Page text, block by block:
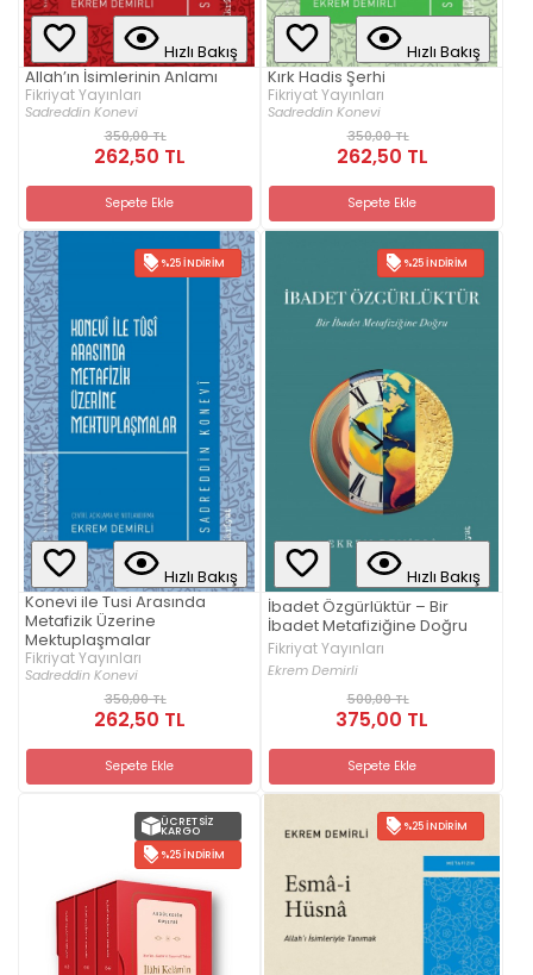
Hızlı Bakış
Allah’ın İsimlerinin Anlamı
Fikriyat Yayınları
Sadreddin Konevi
350,00 TL
262,50 TL
Sepete Ekle
Hızlı Bakış
Kırk Hadis Şerhi
Fikriyat Yayınları
Sadreddin Konevi
350,00 TL
262,50 TL
Sepete Ekle
%25 İNDIRIM
Hızlı Bakış
Konevi ile Tusi Arasında
Metafizik Üzerine
Mektuplaşmalar
Fikriyat Yayınları
Sadreddin Konevi
350,00 TL
262,50 TL
Sepete Ekle
%25 İNDIRIM
Hızlı Bakış
İbadet Özgürlüktür – Bir
İbadet Metafiziğine Doğru
Fikriyat Yayınları
Ekrem Demirli
500,00 TL
375,00 TL
Sepete Ekle
ÜCRETSIZ
KARGO
%25 İNDIRIM
%25 İNDIRIM